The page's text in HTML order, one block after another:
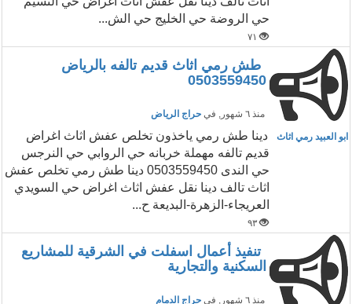
حي الروضة حي الخليج حي الش...
٧١
طش رمي اثاث قديم تالفه بالرياض
0503559450
منذ ٦ شهور , في حراج الرياض
ابو العبيد رمي اثاث
‏دينا طش رمي ياخذون تخلص عفش اثاث اغراض
قديم تالفه مهملة خربانه حي الروابي حي النرجس
حي الندى 0503559450 دينا طش رمي تخلص عفش
اثاث تالف دينا نقل عفش اثاث اغراض حي السويدي
العريجاء-الزهرة-البديعة ح...
٩٣
تنفيذ أعمال اسفلت في الشرقية للمشاريع
السكنية والتجارية
منذ ٦ شهور , في حراج الدمام